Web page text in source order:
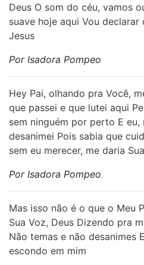
Deus O som do céu, vamos
suave hoje aqui Vou
Jesus
Por Isadora Pompeo
Hey Pai, olhando pra Você,
que passei e que lutei aqui
sem ninguém por perto E
desanimei Pois sabia que
sem eu merecer, me daria
Por Isadora Pompeo
⁠Mas isso não é o que o Meu
Sua Voz, Deus Dizendo pra
Não temas e não desanimes
escondo em mim